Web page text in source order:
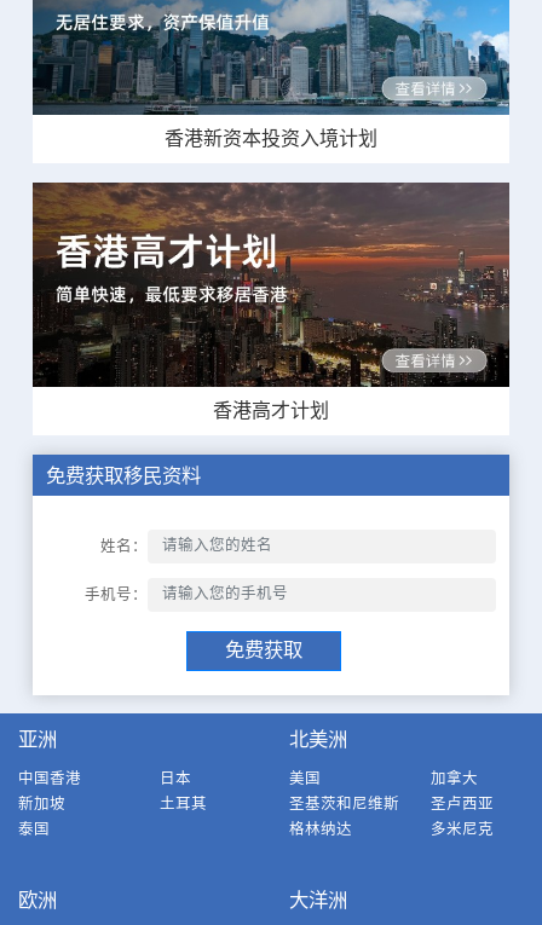
香港新资本投资入境计划
香港高才计划
免费获取移民资料
姓名：
手机号：
免费获取
亚洲
中国香港
日本
新加坡
土耳其
泰国
北美洲
美国
加拿大
圣基茨和尼维斯
圣卢西亚
格林纳达
多米尼克
欧洲 大洋洲